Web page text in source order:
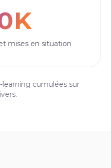
mises en situation
cumulées sur